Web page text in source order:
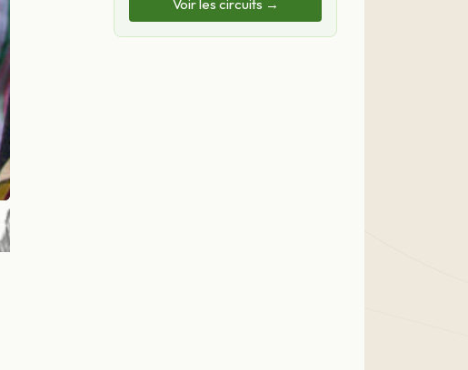
Voir les circuits →